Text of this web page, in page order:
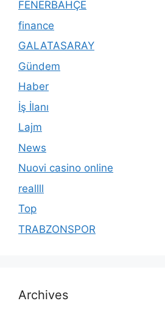
FENERBAHÇE
finance
GALATASARAY
Gündem
Haber
İş İlanı
Lajm
News
Nuovi casino online
reallll
Top
TRABZONSPOR
Archives